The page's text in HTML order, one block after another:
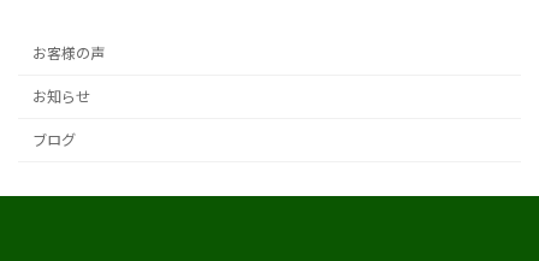
お客様の声
お知らせ
ブログ